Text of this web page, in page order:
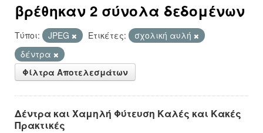
βρέθηκαν 2 σύνολα δεδομένων
Τύποι: JPEG Ετικέτες:
σχολική αυλή
δέντρα
Φίλτρα Αποτελεσμάτων
Δέντρα και Χαμηλή Φύτευση Καλές και Κακές
Πρακτικές